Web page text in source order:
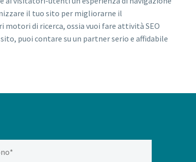
il tuo sito per migliorarne il
di ricerca, ossia vuoi fare attività SEO
puoi contare su un partner serio e affidabile